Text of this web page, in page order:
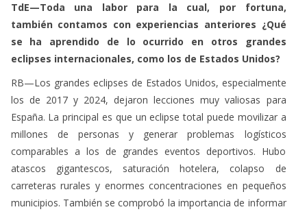
eclipses internacionales, como los de Estados Unidos?
RB—Los grandes eclipses de Estados Unidos, especialmente
los de 2017 y 2024, dejaron lecciones muy valiosas para
millones de personas y generar problemas logísticos
comparables a los de grandes eventos deportivos. Hubo
atascos gigantescos, saturación hotelera, colapso de
carreteras rurales y enormes concentraciones en pequeños
municipios. También se comprobó la importancia de informar
bien sobre seguridad ocular.
Otra enseñanza clave fue el enorme impacto económico y